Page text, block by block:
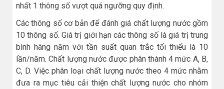
nhất 1 thông số vượt quá ngưỡng quy định.
Các thông số cơ bản để đánh giá chất lượng nước gồm
10 thông số. Giá trị giới hạn các thông số là giá trị trung
bình hàng năm với tần suất quan trắc tối thiểu là 10
lần/năm. Chất lượng nước được phân thành 4 mức A, B,
C, D. Việc phân loại chất lượng nước theo 4 mức nhằm
đưa ra mục tiêu cải thiện chất lượng nước cho nhóm